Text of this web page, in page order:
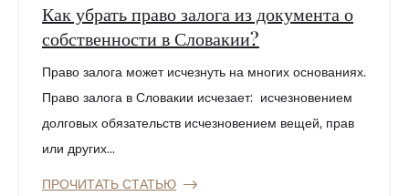
Как убрать право залога из документа о
собственности в Словакии?
Право залога может исчезнуть на многих основаниях.
Право залога в Словакии исчезает: исчезновением
долговых обязательств исчезновением вещей, прав
или других...
ПРОЧИТАТЬ СТАТЬЮ